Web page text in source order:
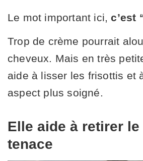
Le mot important ici,c’est
Trop de crème pourrait
cheveux. Mais en très
aide à lisser les frisottis et
aspect plus soigné.
Elle aide à retirer
tenace